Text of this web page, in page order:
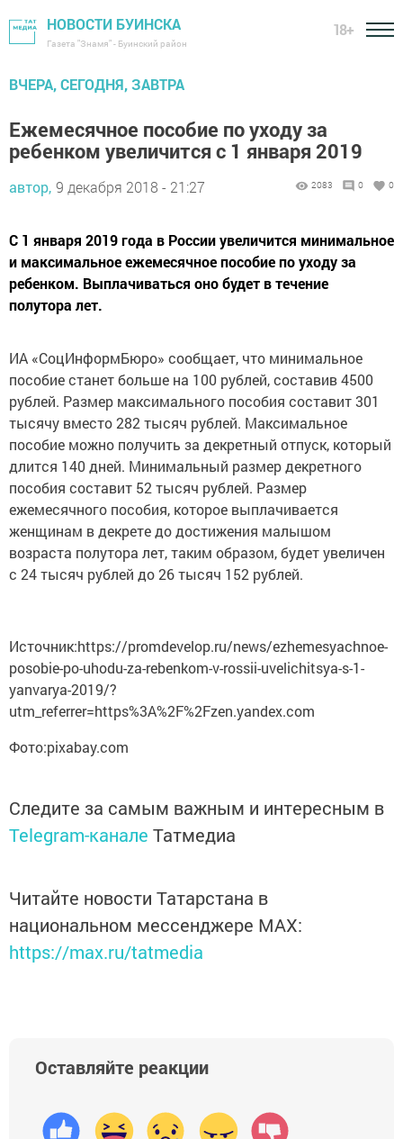
НОВОСТИ БУИНСКА
Газета "Знамя" - Буинский район
18+
ВЧЕРА, СЕГОДНЯ, ЗАВТРА
Ежемесячное пособие по уходу за
ребенком увеличится с 1 января 2019
автор, 9 декабря 2018 - 21:27 2083 0 0
С 1 января 2019 года в России увеличится минимальное
и максимальное ежемесячное пособие по уходу за
ребенком. Выплачиваться оно будет в течение
полутора лет.
ИА «СоцИнформБюро» сообщает, что минимальное
пособие станет больше на 100 рублей, составив 4500
рублей. Размер максимального пособия составит 301
тысячу вместо 282 тысяч рублей. Максимальное
пособие можно получить за декретный отпуск, который
длится 140 дней. Минимальный размер декретного
пособия составит 52 тысяч рублей. Размер
ежемесячного пособия, которое выплачивается
женщинам в декрете до достижения малышом
возраста полутора лет, таким образом, будет увеличен
с 24 тысяч рублей до 26 тысяч 152 рублей.
Источник:https://promdevelop.ru/news/ezhemesyachnoe-
posobie-po-uhodu-za-rebenkom-v-rossii-uvelichitsya-s-1-
yanvarya-2019/?
utm_referrer=https%3A%2F%2Fzen.yandex.com
Фото:pixabay.com
Следите за самым важным и интересным в
Telegram-канале Татмедиа
Читайте новости Татарстана в
национальном мессенджере MАХ:
https://max.ru/tatmedia
Оставляйте реакции